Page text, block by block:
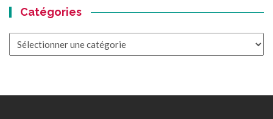
Catégories